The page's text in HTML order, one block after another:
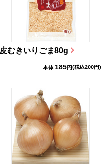
皮むきいりごま80g
本体 185円(税込200円)